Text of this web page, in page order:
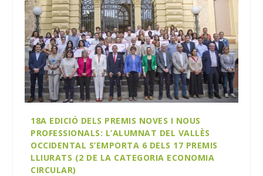
18A EDICIÓ DELS PREMIS NOVES I NOUS
PROFESSIONALS: L’ALUMNAT DEL VALLÈS
OCCIDENTAL S’EMPORTA 6 DELS 17 PREMIS
LLIURATS (2 DE LA CATEGORIA ECONOMIA
CIRCULAR)